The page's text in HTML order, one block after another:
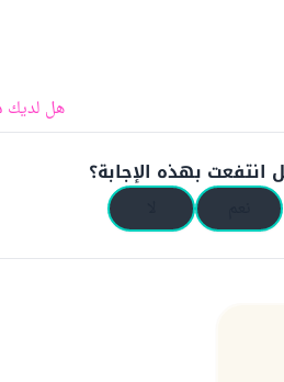
هل لديك
انتفعت بهذه الإجابة؟